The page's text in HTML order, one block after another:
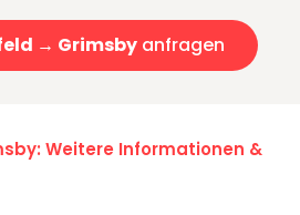
→ Grimsby anfragen
Weitere Informationen &